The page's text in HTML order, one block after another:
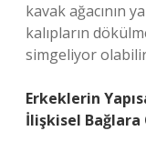
kavak ağacının
kalıpların
simgeliyor
Erkeklerin
İlişkisel Bağlara